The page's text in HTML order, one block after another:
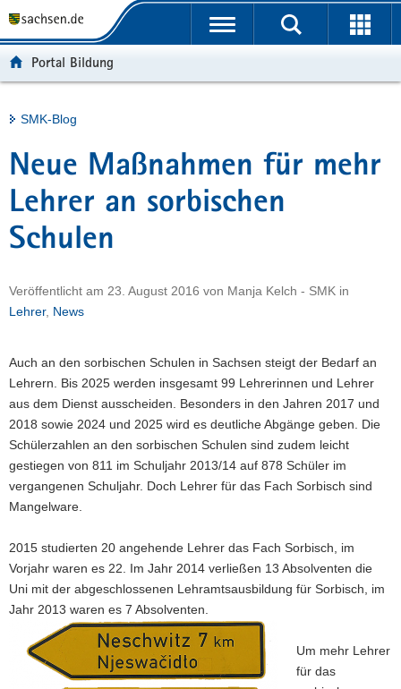
t
b
e
g
r
f
e
d
e
N
a
v
i
g
a
i
o
n
u
n
h
l
t
e
v
c
e
Portalübergreifende
Portal Bildung
Hauptinhalt
SMK-Blog
Neue Maßnahmen für mehr
Lehrer an sorbischen
Schulen
Veröffentlicht am 23. August 2016 von Manja Kelch - SMK in
Lehrer, News
Auch an den sorbischen Schulen in Sachsen steigt der Bedarf an
Lehrern. Bis 2025 werden insgesamt 99 Lehrerinnen und Lehrer
aus dem Dienst ausscheiden. Besonders in den Jahren 2017 und
2018 sowie 2024 und 2025 wird es deutliche Abgänge geben. Die
Schülerzahlen an den sorbischen Schulen sind zudem leicht
gestiegen von 811 im Schuljahr 2013/14 auf 878 Schüler im
vergangenen Schuljahr. Doch Lehrer für das Fach Sorbisch sind
Mangelware.
2015 studierten 20 angehende Lehrer das Fach Sorbisch, im
Vorjahr waren es 22. Im Jahr 2014 verließen 13 Absolventen die
Uni mit der abgeschlossenen Lehramtsausbildung für Sorbisch, im
Jahr 2013 waren es 7 Absolventen.
Um mehr Lehrer
für das